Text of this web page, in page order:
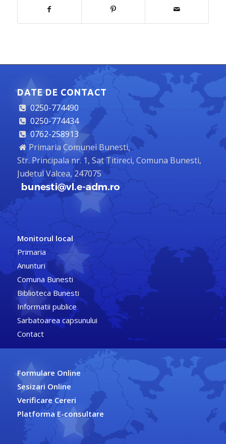
DATE DE CONTACT
0250-774490
0250-774434
0762-258913
Primaria Comunei Bunesti,
Str. Principala nr. 1, Sat Titireci, Comuna Bunesti,
Judetul Valcea, 247075
Monitorul local
Primaria
Anunturi
Comuna Bunesti
Biblioteca Bunesti
Informatii publice
Sarbatoarea capsunului
Contact
Formulare Online
Sesizari Online
Verificare Cereri
Platforma E-consultare